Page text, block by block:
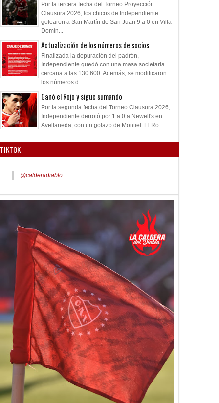
Por la tercera fecha del Torneo Proyección
Clausura 2026, los chicos de Independiente
golearon a San Martín de San Juan 9 a 0 en Villa
Domín...
Actualización de los números de socios
Finalizada la depuración del padrón,
Independiente quedó con una masa societaria
cercana a las 130.600. Además, se modificaron
los números d...
Ganó el Rojo y sigue sumando
Por la segunda fecha del Torneo Clausura 2026,
Independiente derrotó por 1 a 0 a Newell's en
Avellaneda, con un golazo de Montiel. El Ro...
TIKTOK
@calderadiablo